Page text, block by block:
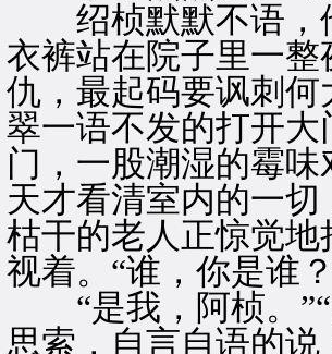
绍桢默默不语，
衣裤站在院子里一
仇，最起码要讽刺
翠一语不发的打开
门，一股潮湿的霉
天才看清室内的一
枯干的老人正惊觉
视着。“谁，你是谁
“是我，阿桢。”“
思索，自言自语的